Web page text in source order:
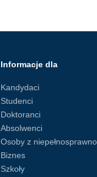
Informacje dla
Kandydaci
Studenci
Doktoranci
Absolwenci
Osoby z
Biznes
Szkoły